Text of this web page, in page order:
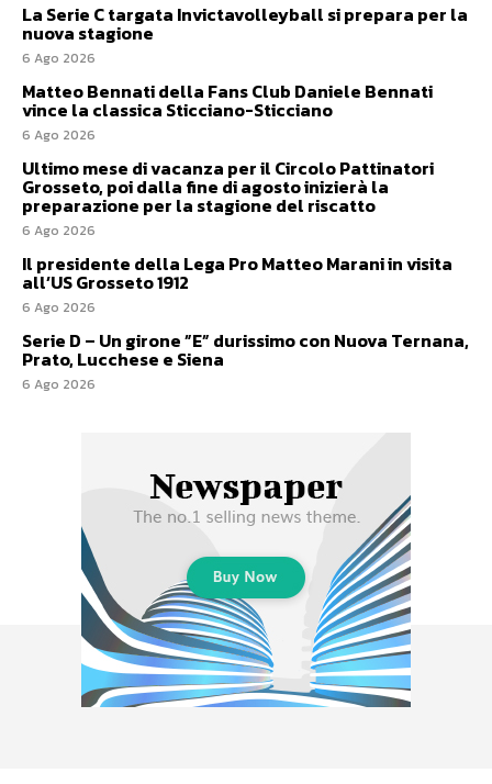
La Serie C targata Invictavolleyball si prepara per la
nuova stagione
6 Ago 2026
Matteo Bennati della Fans Club Daniele Bennati
vince la classica Sticciano-Sticciano
6 Ago 2026
Ultimo mese di vacanza per il Circolo Pattinatori
Grosseto, poi dalla fine di agosto inizierà la
preparazione per la stagione del riscatto
6 Ago 2026
Il presidente della Lega Pro Matteo Marani in visita
all’US Grosseto 1912
6 Ago 2026
Serie D – Un girone ”E” durissimo con Nuova Ternana,
Prato, Lucchese e Siena
6 Ago 2026